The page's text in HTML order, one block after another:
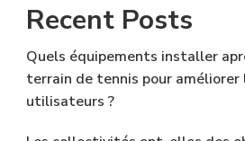
Recent Posts
Quels équipements installer
terrain de tennis pour
utilisateurs ?